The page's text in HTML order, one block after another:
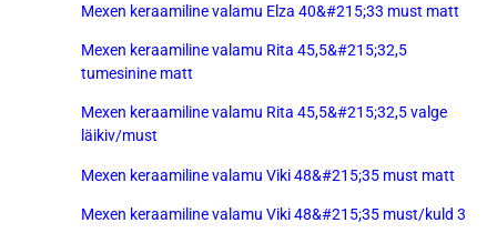
Mexen keraamiline valamu Elza 40&#215;33 must matt
Mexen keraamiline valamu Rita 45,5&#215;32,5
tumesinine matt
Mexen keraamiline valamu Rita 45,5&#215;32,5 valge
läikiv/must
Mexen keraamiline valamu Viki 48&#215;35 must matt
Mexen keraamiline valamu Viki 48&#215;35 must/kuld 3